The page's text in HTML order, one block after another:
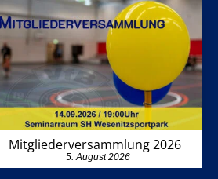
Mitgliederversammlung 2026
5. August 2026